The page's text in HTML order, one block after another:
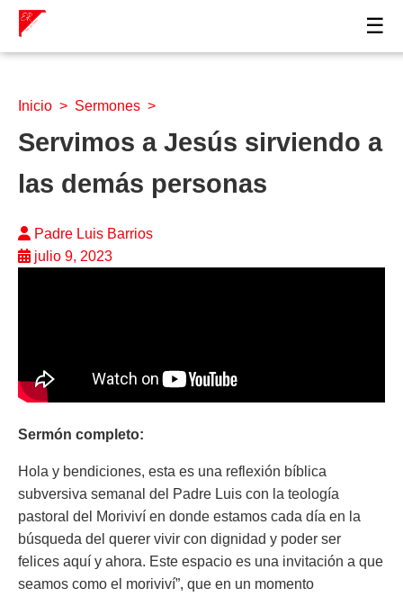
☰
Inicio > Sermones >
Servimos a Jesús sirviendo a
las demás personas
Padre Luis Barrios
julio 9, 2023
Sermón completo:
Hola y bendiciones, esta es una reflexión bíblica
subversiva semanal del Padre Luis con la teología
pastoral del Moriviví en donde estamos cada día en la
búsqueda del querer vivir con dignidad y poder ser
felices aquí y ahora. Este espacio es una invitación a que
seamos como el moriviví”, que en un momento